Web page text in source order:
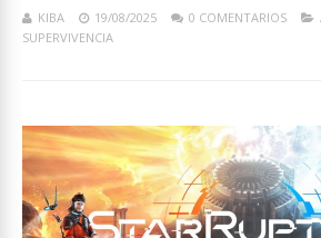
KIBA 19/08/2025 0 COMENTARIOS
SUPERVIVENCIA